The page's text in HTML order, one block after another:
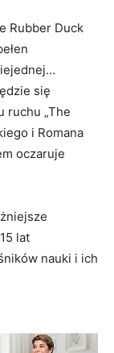
Rubber Duck
się
ruchu „The
i Romana
oczaruje
lat
nauki i ich